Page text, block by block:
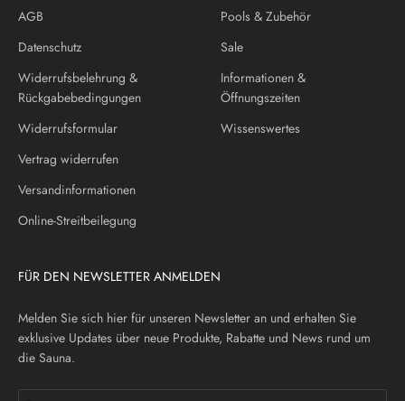
AGB
Datenschutz
Widerrufsbelehrung &
Rückgabebedingungen
Widerrufsformular
Vertrag widerrufen
Versandinformationen
Online-Streitbeilegung
Pools & Zubehör
Sale
Informationen &
Öffnungszeiten
Wissenswertes
FÜR DEN NEWSLETTER ANMELDEN
Melden Sie sich hier für unseren Newsletter an und erhalten Sie
exklusive Updates über neue Produkte, Rabatte und News rund um
die Sauna.